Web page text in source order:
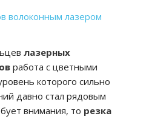
лазерных
работа с цветными
которого сильно
давно стал рядовым
внимания, то резка